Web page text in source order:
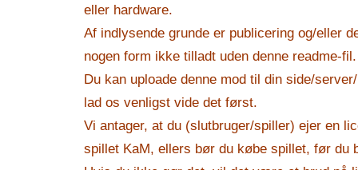
eller hardware.
Af indlysende grunde er publicering og/eller
nogen form ikke tilladt uden denne readme-fil.
Du kan uploade denne mod til din side/
lad os venligst vide det først.
Vi antager, at du (slutbruger/spiller) ejer en
spillet KaM, ellers bør du købe spillet, før du